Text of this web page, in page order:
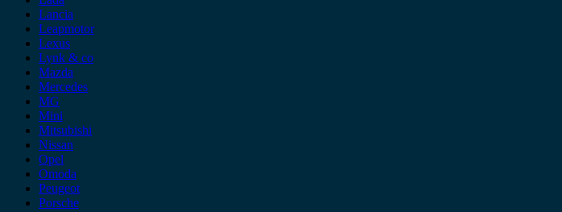
Lancia
Leapmotor
Lexus
Lynk & co
Mazda
Mercedes
MG
Mini
Mitsubishi
Nissan
Opel
Omoda
Peugeot
Porsche